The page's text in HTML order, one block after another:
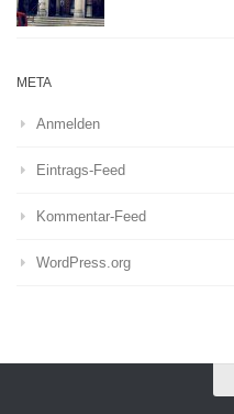
META
Anmelden
Eintrags-Feed
Kommentar-Feed
WordPress.org